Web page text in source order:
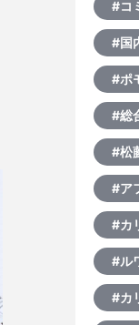
#コ
#国
#ポ
#総
#松
#ア
#カ
#ル
#カ